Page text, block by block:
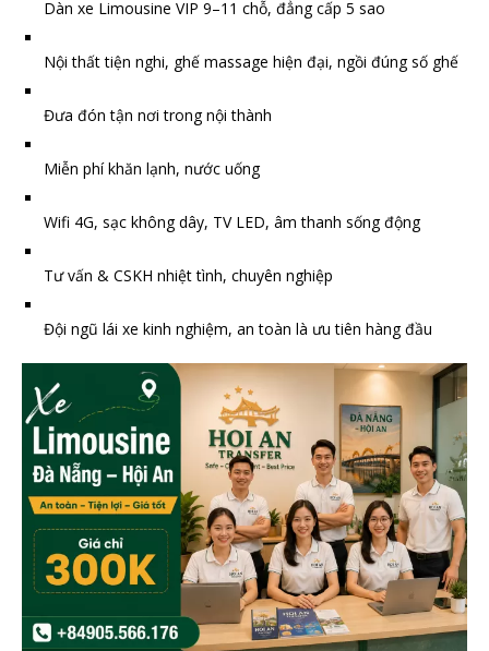
Dàn xe Limousine VIP 9–11 chỗ, đẳng cấp 5 sao
Nội thất tiện nghi, ghế massage hiện đại, ngồi đúng số ghế
Đưa đón tận nơi trong nội thành
Miễn phí khăn lạnh, nước uống
Wifi 4G, sạc không dây, TV LED, âm thanh sống động
Tư vấn & CSKH nhiệt tình, chuyên nghiệp
Đội ngũ lái xe kinh nghiệm, an toàn là ưu tiên hàng đầu